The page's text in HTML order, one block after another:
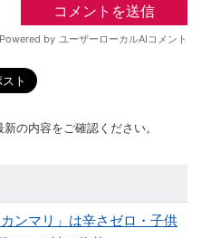
の内容をご確認ください。
ンマリ」は辛さゼロ・子供